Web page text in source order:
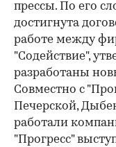
прессы. По его
достигнута
работе между
"Содействие",
разработаны
Совместно с
Печерской,
работали
"Прогресс"